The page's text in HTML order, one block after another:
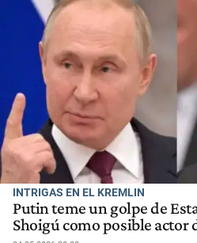
INTRIGAS EN EL KREMLIN
Putin teme un golpe de
Shoigú como posible actor